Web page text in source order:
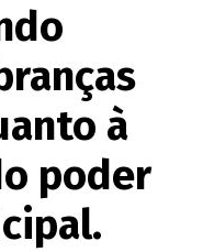
à
poder